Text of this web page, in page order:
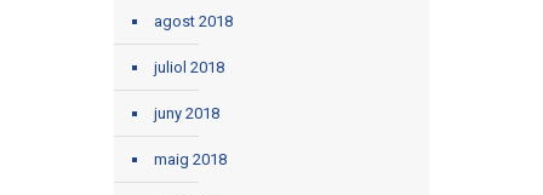
agost 2018
juliol 2018
juny 2018
maig 2018